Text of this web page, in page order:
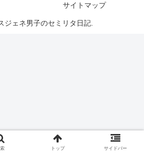
サイトマップ
ジェネ男子のセミリタ日記.
トップ サイドバー